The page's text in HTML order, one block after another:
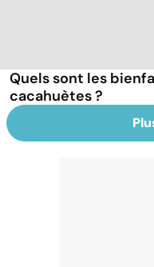
Quels sont les
cacahuètes ?